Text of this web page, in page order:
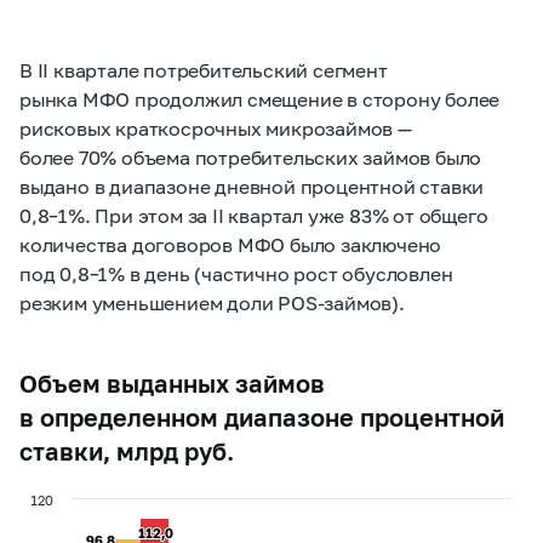
В II квартале потребительский сегмент
рынка МФО продолжил смещение в сторону более
рисковых краткосрочных микрозаймов —
более 70% объема потребительских займов было
выдано в диапазоне дневной процентной ставки
0,8–1%. При этом за II квартал уже 83% от общего
количества договоров МФО было заключено
под0,8–1% в день (частично рост обусловлен
резким уменьшением доли POS-займов).
Объем выданных займов
в определенном диапазоне процентной
ставки, млрд руб.
112,0
112,0
120